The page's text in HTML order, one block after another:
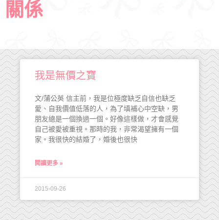
關係
我是無價之寶
文/蒲公英 信主前，我是位極度缺乏自信也缺乏
愛、自我價值低落的人，為了填補心中空缺，男
朋友總是一個換過一個。好像這樣做，才會感覺
自己被愛被重視。那時的我，非常渴望擁有一個
家。我很快的結婚了，婚後也很快
閱讀更多 »
2015-09-26